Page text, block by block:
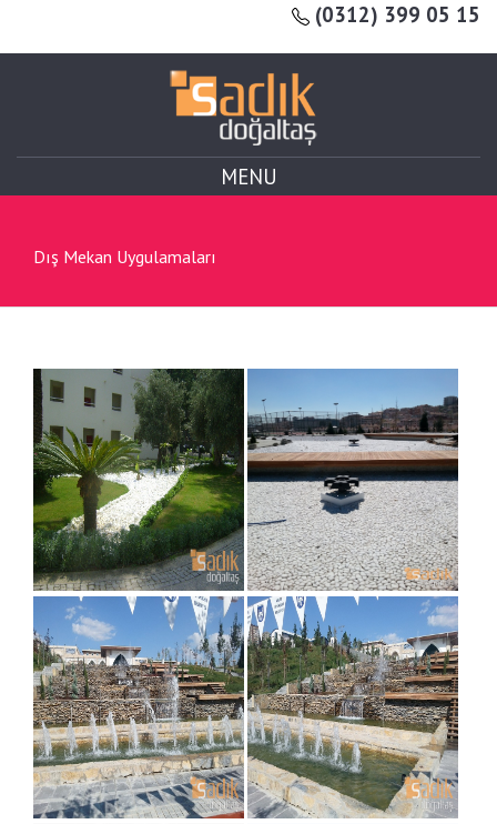
(0312) 399 05 15
MENU
Dış Mekan Uygulamaları